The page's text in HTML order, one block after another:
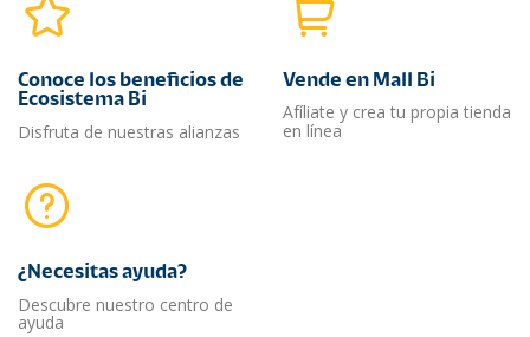
Conoce los beneficios de
Ecosistema Bi
Disfruta de nuestras alianzas
Vende en Mall Bi
Afíliate y crea tu propia tienda
en línea
¿Necesitas ayuda?​
Descubre nuestro centro de
ayuda